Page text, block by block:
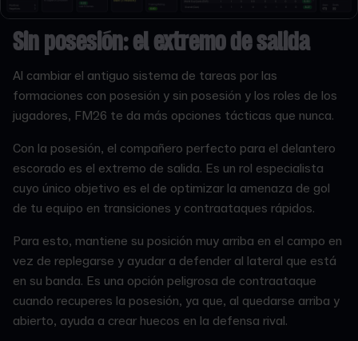
Sin posesión: el extremo de salida
Al cambiar el antiguo sistema de tareas por las
formaciones con posesión y sin posesión y los roles de los
jugadores, FM26 te da más opciones tácticas que nunca.
Con la posesión, el compañero perfecto para el delantero
escorado es el extremo de salida. Es un rol especialista
cuyo único objetivo es el de optimizar la amenaza de gol
de tu equipo en transiciones y contraataques rápidos.
Para esto, mantiene su posición muy arriba en el campo en
vez de replegarse y ayudar a defender al lateral que está
en su banda. Es una opción peligrosa de contraataque
cuando recuperes la posesión, ya que, al quedarse arriba y
abierto, ayuda a crear huecos en la defensa rival.